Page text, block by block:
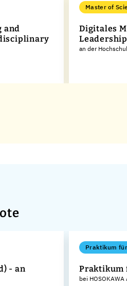
and
Master of
Digitales
Leadership
an der
- an
Praktikum
Praktikum
bei